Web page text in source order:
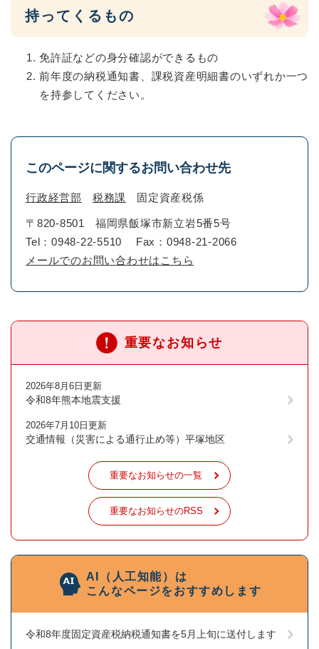
持ってくるもの
免許証などの身分確認ができるもの
前年度の納税通知書、課税資産明細書のいずれか一つ
を持参してください。
このページに関するお問い合わせ先
行政経営部 税務課 固定資産税係
〒820-8501
福岡県飯塚市新立岩5番5号
Tel：0948-22-5510
Fax：0948-21-2066
メールでのお問い合わせはこちら
重要なお知らせ
2026年8月6日更新
令和8年熊本地震支援
2026年7月10日更新
交通情報（災害による通行止め等）平塚地区
重要なお知らせの一覧
重要なお知らせのRSS
AI（人工知能）は
こんなページをおすすめします
令和8年度固定資産税納税通知書を5月上旬に送付します